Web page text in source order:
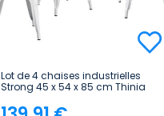
Lot de 4 chaises industrielles
Strong 45 x 54 x 85 cm Thinia